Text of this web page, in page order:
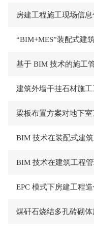
房建工程施工现场信
“BIM+MES”装配式建
基于 BIM 技术的施工
建筑外墙干挂石材施工
梁板布置方案对地下
BIM 技术在装配式建
BIM 技术在建筑工程
EPC 模式下房建工程
煤矸石烧结多孔砖砌